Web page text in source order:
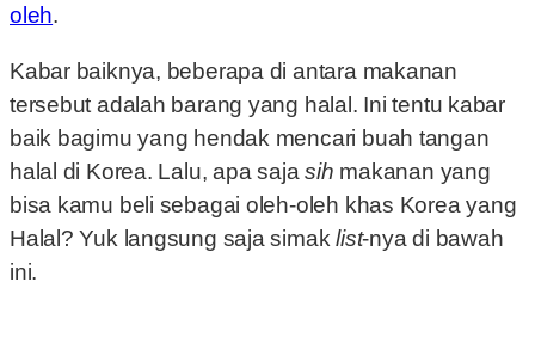
oleh.
Kabar baiknya, beberapa di antara makanan
tersebut adalah barang yang halal. Ini tentu kabar
baik bagimu yang hendak mencari buah tangan
halal di Korea. Lalu, apa sajasih makanan yang
bisa kamu beli sebagai oleh-oleh khas Korea yang
Halal? Yuk langsung saja simaklist-nya di bawah
ini.